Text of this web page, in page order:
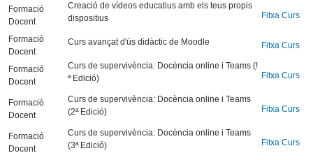
Formació
Docent
Creació de vídeos educatius amb els teus propis
dispositius
Fitxa Curs
Formació
Docent
Curs avançat d'ús didàctic de Moodle Fitxa Curs
Formació
Docent
Curs de supervivència: Docència online i Teams (!
ª Edició)
Fitxa Curs
Formació
Docent
Curs de supervivència: Docència online i Teams
(2ª Edició)
Fitxa Curs
Formació
Docent
Curs de supervivència: Docència online i Teams
(3ª Edició)
Fitxa Curs